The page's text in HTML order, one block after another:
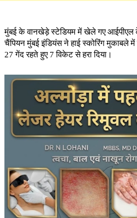
मुंबई के वानखेड़े स्टेडियम में खेले गए आईपीएल
चैंपियन मुंबई इंडियंस ने हाई स्कोरिंग मुकाबले
27 गेंद रहते हुए 7 विकेट से हरा दिया।